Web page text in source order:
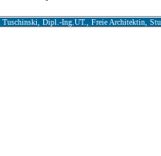
Tuschinski, Dipl.-Ing.UT., Freie Architektin,